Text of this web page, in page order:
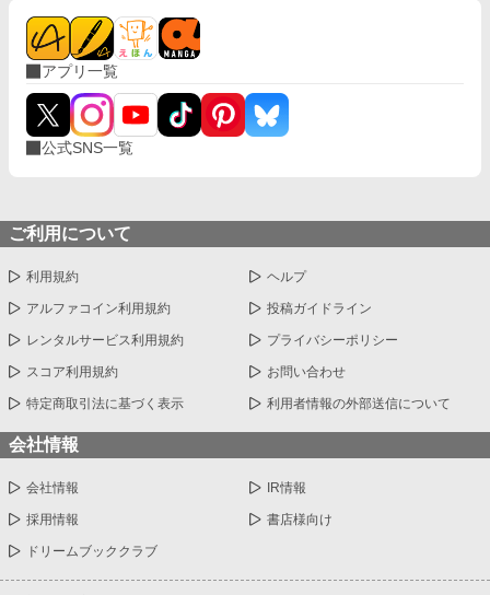
アプリ一覧
公式SNS一覧
ご利用について
利用規約 ヘルプ
アルファコイン利用規約 投稿ガイドライン
レンタルサービス利用規約 プライバシーポリシー
スコア利用規約 お問い合わせ
特定商取引法に基づく表示 利用者情報の外部送信について
会社情報
会社情報 IR情報
採用情報 書店様向け
ドリームブッククラブ